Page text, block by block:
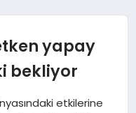
yapay
bekliyor
etkilerine